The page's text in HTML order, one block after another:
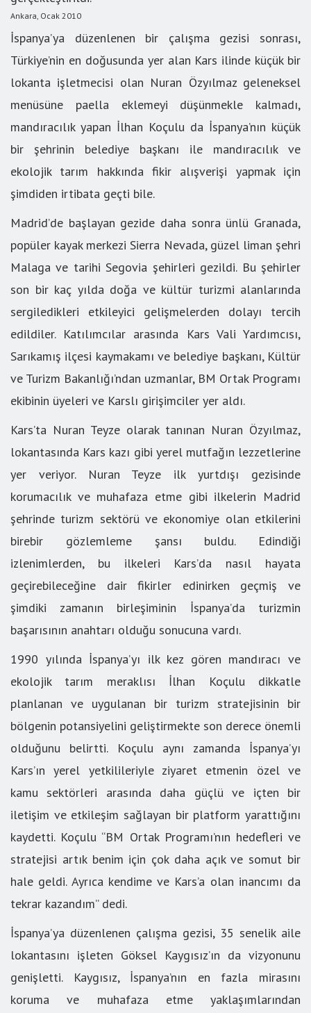
Ankara, Ocak 2010
İspanya’ya düzenlenen bir çalışma gezisi sonrası,
Türkiye’nin en doğusunda yer alan Kars ilinde küçük bir
lokanta işletmecisi olan Nuran Özyılmaz geleneksel
menüsüne paella eklemeyi düşünmekle kalmadı,
mandıracılık yapan İlhan Koçulu da İspanya’nın küçük
bir şehrinin belediye başkanı ile mandıracılık ve
ekolojik tarım hakkında fikir alışverişi yapmak için
şimdiden irtibata geçti bile.
Madrid’de başlayan gezide daha sonra ünlü Granada,
popüler kayak merkezi Sierra Nevada, güzel liman şehri
Malaga ve tarihi Segovia şehirleri gezildi. Bu şehirler
son bir kaç yılda doğa ve kültür turizmi alanlarında
sergiledikleri etkileyici gelişmelerden dolayı tercih
edildiler. Katılımcılar arasında Kars Vali Yardımcısı,
Sarıkamış ilçesi kaymakamı ve belediye başkanı, Kültür
ve Turizm Bakanlığı’ndan uzmanlar, BM Ortak Programı
ekibinin üyeleri ve Karslı girişimciler yer aldı.
Kars’ta Nuran Teyze olarak tanınan Nuran Özyılmaz,
lokantasında Kars kazı gibi yerel mutfağın lezzetlerine
yer veriyor. Nuran Teyze ilk yurtdışı gezisinde
korumacılık ve muhafaza etme gibi ilkelerin Madrid
şehrinde turizm sektörü ve ekonomiye olan etkilerini
birebir gözlemleme şansı buldu. Edindiği
izlenimlerden, bu ilkeleri Kars’da nasıl hayata
geçirebileceğine dair fikirler edinirken geçmiş ve
şimdiki zamanın birleşiminin İspanya’da turizmin
başarısının anahtarı olduğu sonucuna vardı.
1990 yılında İspanya’yı ilk kez gören mandıracı ve
ekolojik tarım meraklısı İlhan Koçulu dikkatle
planlanan ve uygulanan bir turizm stratejisinin bir
bölgenin potansiyelini geliştirmekte son derece önemli
olduğunu belirtti. Koçulu aynı zamanda İspanya’yı
Kars’ın yerel yetkilileriyle ziyaret etmenin özel ve
kamu sektörleri arasında daha güçlü ve içten bir
iletişim ve etkileşim sağlayan bir platform yarattığını
kaydetti. Koçulu “BM Ortak Programı’nın hedefleri ve
stratejisi artık benim için çok daha açık ve somut bir
hale geldi. Ayrıca kendime ve Kars’a olan inancımı da
tekrar kazandım” dedi.
İspanya’ya düzenlenen çalışma gezisi, 35 senelik aile
lokantasını işleten Göksel Kaygısız’ın da vizyonunu
genişletti. Kaygısız, İspanya’nın en fazla mirasını
koruma ve muhafaza etme yaklaşımlarından